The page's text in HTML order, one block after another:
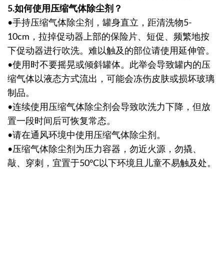
5.如何使用压缩气体除尘剂？
•手持压缩气体除尘剂，罐身直立，距清洗物5-
10cm，拉掉促动器上部的保险片、短促、频繁地按
下促动器进行吹洗。难以触及的部位请使用延伸管。
•使用时不要摇晃或倾斜罐体。此举会导致罐内的压
缩气体以液态方式流出，可能会冻伤皮肤或损坏玻璃
制品。
•连续使用压缩气体除尘剂会导致吹洗力下降，但放
置一段时间后可恢复常态。
•请在通风环境中使用压缩气体除尘剂。
•压缩气体除尘剂为压力容器，勿近火源，勿撬、
敲、穿刺，宜置于50°C以下环境且儿童不易触及处。